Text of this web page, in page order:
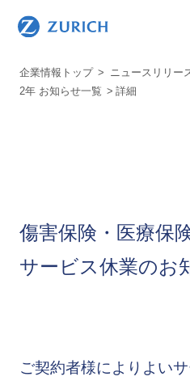
企業情報トップ ニュースリリー
2年 お知らせ一覧
詳細
傷害保険・医療保
サービス休業のお
ご契約者様によりよい